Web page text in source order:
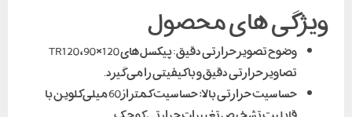
ویژگی های محصول
وضوح تصویر حرارتی دقیق: پیکسل‌های 120×90، TR120
تصاویر حرارتی دقیق و با کیفیتی را می گیرد.
حساسیت حرارتی بالا:
حساسیت کمتر از 60 میلی‌کلوین با